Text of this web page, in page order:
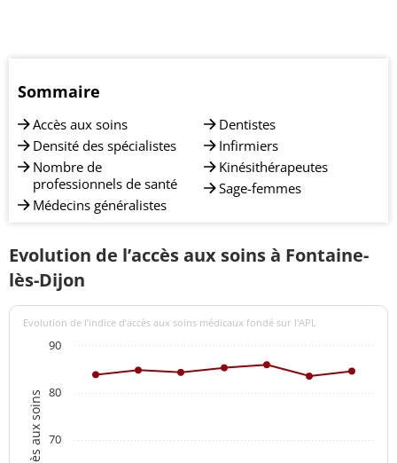
Sommaire
Accès aux soins
Densité des spécialistes
Nombre de
professionnels de santé
Médecins généralistes
Dentistes
Infirmiers
Kinésithérapeutes
Sage-femmes
Evolution de l’accès aux soins à Fontaine-
lès-Dijon
Evolution de l’indice d’accès aux soins médicaux fondé sur l'APL
70
80
90